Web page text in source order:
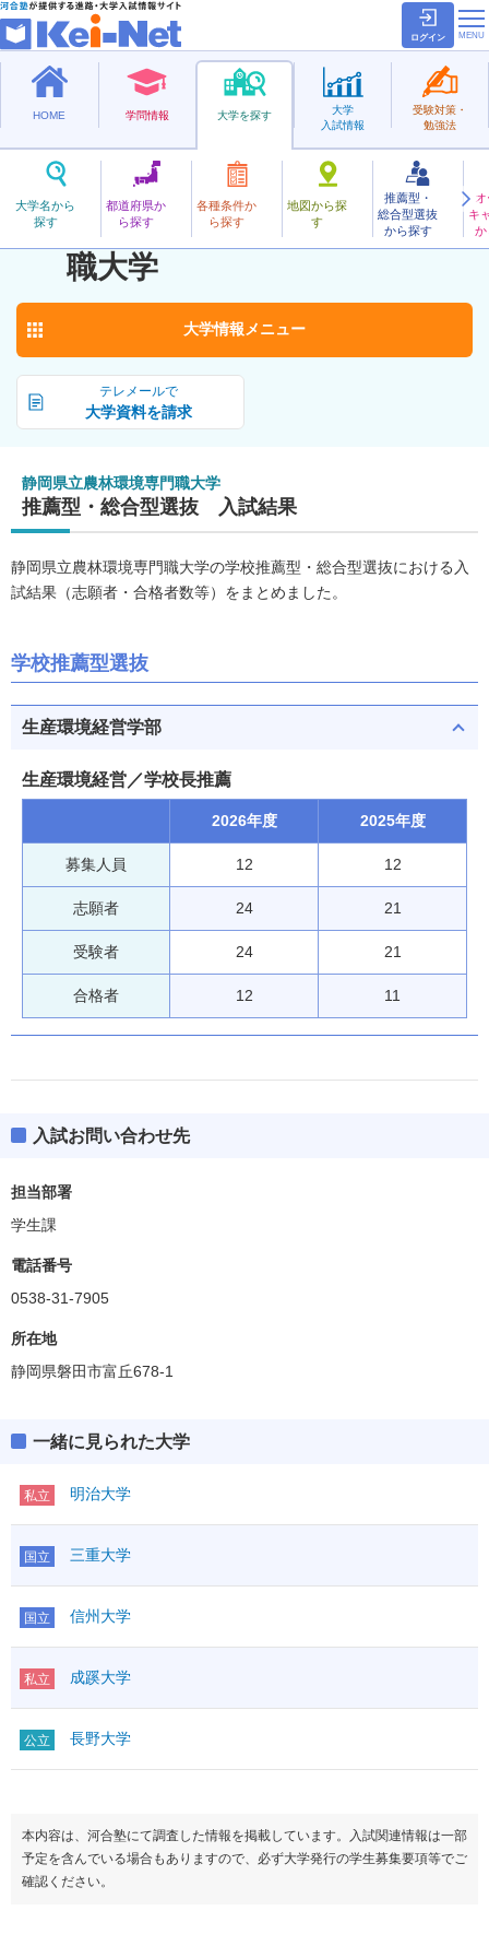
ログイン
HOME 学問情報 大学を探す
大学名から
探す
都道府県か
ら探す
各種条件か
ら探す
地図から探
す
推薦型・
総合型選抜
から探す
キ
か
大学
入試情報
受験対策・
勉強法
公立
しずおかけんりつのうりんかんきょうせんもんしょく
静岡県立農林環境専門
職大学
お気に入り
テレメールで
大学資料を請求
大学情報 メニュー
静岡県立農林環境専門職大学
推薦型・総合型選抜 入試結果
静岡県立農林環境専門職大学の学校推薦型・総合型選抜における入
試結果（志願者・合格者数等）をまとめました。
学校推薦型選抜
生産環境経営学部
生産環境経営／学校長推薦
2026年度 2025年度
募集人員 12 12
志願者 24 21
受験者 24 21
合格者 12 11
入試お問い合わせ先
担当部署
学生課
電話番号
0538-31-7905
所在地
静岡県磐田市富丘678-1
一緒に見られた大学
私立 明治大学
国立 三重大学
国立 信州大学
私立 成蹊大学
公立 長野大学
本内容は、河合塾にて調査した情報を掲載しています。入試関連情報は一部
予定を含んでいる場合もありますので、必ず大学発行の学生募集要項等でご
確認ください。